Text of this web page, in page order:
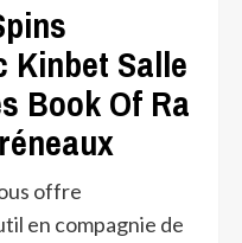
Kinbet Salle
Book Of Ra
offre
en compagnie de